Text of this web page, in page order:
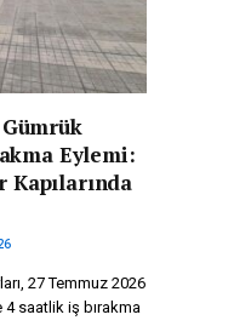
Eylemi:
Kapılarında
27 Temmuz 2026
saatlik iş bırakma